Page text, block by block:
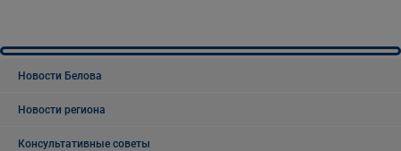
Новости Белова
Новости региона
Консультативные советы